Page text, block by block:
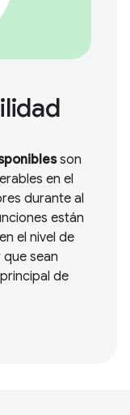
son
en el
durante al
están
el nivel de
sean
de